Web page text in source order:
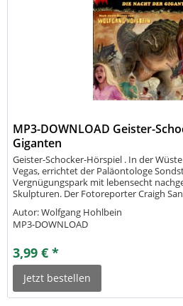
MP3-DOWNLOAD Geister-
Giganten
Geister-Schocker-Hörspiel . In der
Vegas, errichtet der Paläontologe
Vergnügungspark mit lebensecht
Skulpturen. Der Fotoreporter Craigh
Autor: Wolfgang Hohlbein
MP3-DOWNLOAD
3,99 € *
Jetzt bestellen